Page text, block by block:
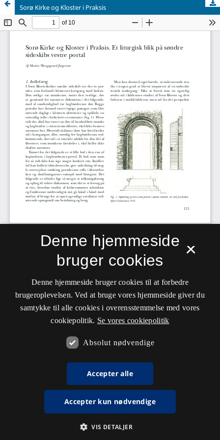
Sorø Kirke og Kloster i Praksis
×
Denne hjemmeside
bruger cookies
Denne hjemmeside bruger cookies til at forbedre
brugeroplevelsen. Ved at bruge vores hjemmeside giver du
samtykke til alle cookies i overensstemmelse med vores
cookiepolitik. Se vores cookiepolitik
Absolut nødvendige
Accepter alle
Accepter kun nødvendige
VIS DETALJER